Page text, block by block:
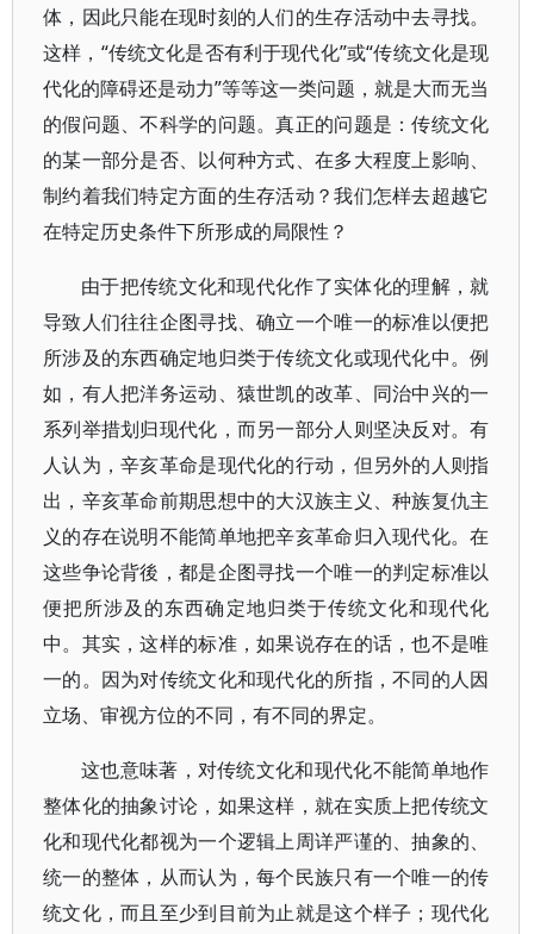
体，因此只能在现时刻的人们的生存活动中去寻找。
这样，“传统文化是否有利于现代化”或“传统文化是现
代化的障碍还是动力”等等这一类问题，就是大而无当
的假问题、不科学的问题。真正的问题是：传统文化
的某一部分是否、以何种方式、在多大程度上影响、
制约着我们特定方面的生存活动？我们怎样去超越它
在特定历史条件下所形成的局限性？
由于把传统文化和现代化作了实体化的理解，就
导致人们往往企图寻找、确立一个唯一的标准以便把
所涉及的东西确定地归类于传统文化或现代化中。例
如，有人把洋务运动、猿世凯的改革、同治中兴的一
系列举措划归现代化，而另一部分人则坚决反对。有
人认为，辛亥革命是现代化的行动，但另外的人则指
出，辛亥革命前期思想中的大汉族主义、种族复仇主
义的存在说明不能简单地把辛亥革命归入现代化。在
这些争论背後，都是企图寻找一个唯一的判定标准以
便把所涉及的东西确定地归类于传统文化和现代化
中。其实，这样的标准，如果说存在的话，也不是唯
一的。因为对传统文化和现代化的所指，不同的人因
立场、审视方位的不同，有不同的界定。
这也意味著，对传统文化和现代化不能简单地作
整体化的抽象讨论，如果这样，就在实质上把传统文
化和现代化都视为一个逻辑上周详严谨的、抽象的、
统一的整体，从而认为，每个民族只有一个唯一的传
统文化，而且至少到目前为止就是这个样子；现代化